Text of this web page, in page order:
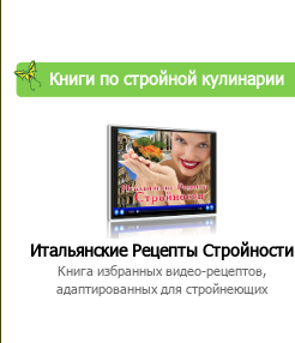
Книги по стройной кулинарии
Итальянские Рецепты Стройности
Книга избранных видео-рецептов,
адаптированных для стройнеющих